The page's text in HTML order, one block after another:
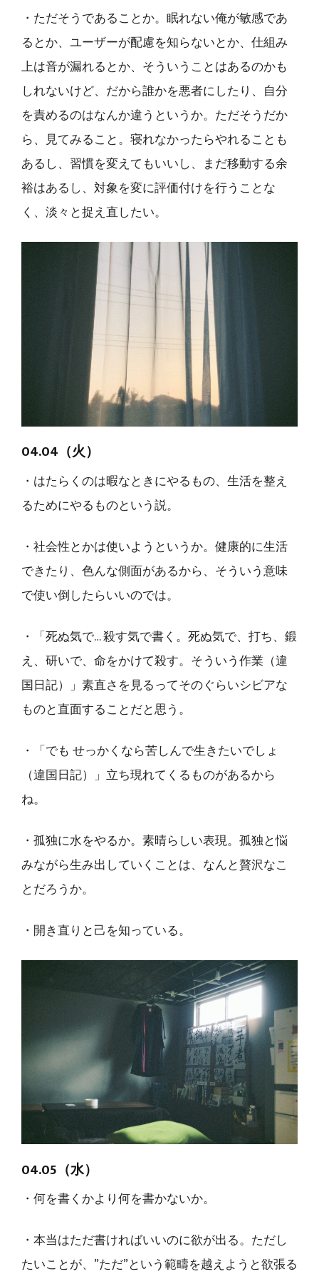
・ただそうであることか。眠れない俺が敏感であ
るとか、ユーザーが配慮を知らないとか、仕組み
上は音が漏れるとか、そういうことはあるのかも
しれないけど、だから誰かを悪者にしたり、自分
を責めるのはなんか違うというか。ただそうだか
ら、見てみること。寝れなかったらやれることも
あるし、習慣を変えてもいいし、まだ移動する余
裕はあるし、対象を変に評価付けを行うことな
く、淡々と捉え直したい。
04.04（火）
・はたらくのは暇なときにやるもの、生活を整え
るためにやるものという説。
・社会性とかは使いようというか。健康的に生活
できたり、色んな側面があるから、そういう意味
で使い倒したらいいのでは。
・「死ぬ気で… 殺す気で書く。死ぬ気で、打ち、鍛
え、研いで、命をかけて殺す。そういう作業（違
国日記）」素直さを見るってそのぐらいシビアな
ものと直面することだと思う。
・「でも せっかくなら苦しんで生きたいでしょ
（違国日記）」立ち現れてくるものがあるから
ね。
・孤独に水をやるか。素晴らしい表現。孤独と悩
みながら生み出していくことは、なんと贅沢なこ
とだろうか。
・開き直りと己を知っている。
04.05（水）
・何を書くかより何を書かないか。
・本当はただ書ければいいのに欲が出る。ただし
たいことが、”ただ”という範疇を越えようと欲張る